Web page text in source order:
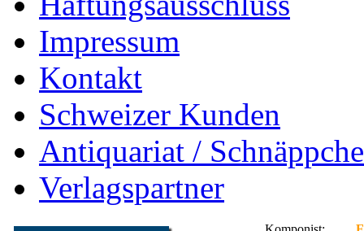
Impressum
Kontakt
Schweizer Kunden
Antiquariat /
Verlagspartner